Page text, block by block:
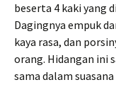
beserta 4 kaki yang
Dagingnya empuk
kaya rasa, dan
orang. Hidangan ini
sama dalam